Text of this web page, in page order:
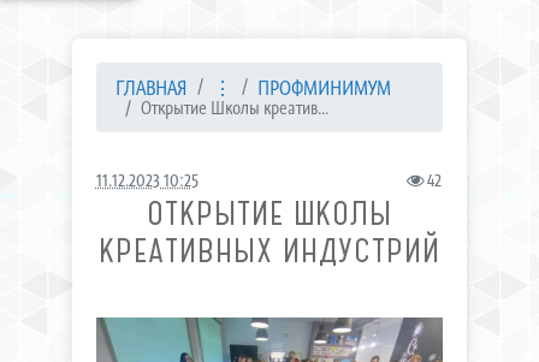
ГЛАВНАЯ ⋮ ПРОФМИНИМУМ
Открытие Школы креатив...
11.12.2023 10:25 42
ОТКРЫТИЕ ШКОЛЫ
КРЕАТИВНЫХ ИНДУСТРИЙ